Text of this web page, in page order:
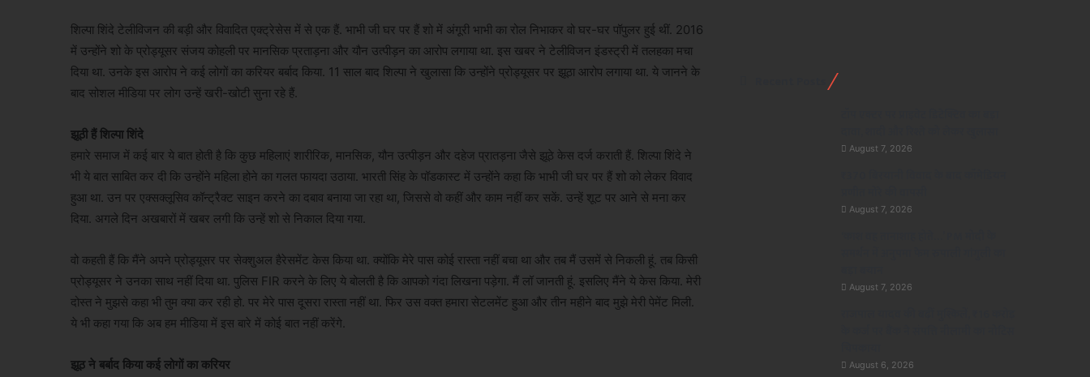
शिल्पा शिंदे टेलीविजन की बड़ी और विवादित एक्ट्रेसेस में से एक हैं. भाभी जी घर पर हैं शो में अंगूरी भाभी का रोल निभाकर वो घर-घर पॉपुलर हुई थीं. 2016
में उन्होंने शो के प्रोड्यूसर संजय कोहली पर मानसिक प्रताड़ना और यौन उत्पीड़न का आरोप लगाया था. इस खबर ने टेलीविजन इंडस्ट्री में तलहका मचा
दिया था. उनके इस आरोप ने कई लोगों का करियर बर्बाद किया. 11 साल बाद शिल्पा ने खुलासा कि उन्होंने प्रोड्यूसर पर झूठा आरोप लगाया था. ये जानने के
बाद सोशल मीडिया पर लोग उन्हें खरी-खोटी सुना रहे हैं.
झूठी हैं शिल्पा शिंदे
हमारे समाज में कई बार ये बात होती है कि कुछ महिलाएं शारीरिक, मानसिक, यौन उत्पीड़न और दहेज प्रातड़ना जैसे झूठे केस दर्ज कराती हैं. शिल्पा शिंदे ने
भी ये बात साबित कर दी कि उन्होंने महिला होने का गलत फायदा उठाया. भारती सिंह के पॉडकास्ट में उन्होंने कहा कि भाभी जी घर पर हैं शो को लेकर विवाद
हुआ था. उन पर एक्सक्लूसिव कॉन्ट्रैक्ट साइन करने का दबाव बनाया जा रहा था, जिससे वो कहीं और काम नहीं कर सकें. उन्हें शूट पर आने से मना कर
दिया. अगले दिन अखबारों में खबर लगी कि उन्हें शो से निकाल दिया गया.
वो कहती हैं कि मैंने अपने प्रोड्यूसर पर सेक्शुअल हैरेसमेंट केस किया था. क्योंकि मेरे पास कोई रास्ता नहीं बचा था और तब मैं उसमें से निकली हूं. तब किसी
प्रोड्यूसर ने उनका साथ नहीं दिया था. पुलिस FIR करने के लिए ये बोलती है कि आपको गंदा लिखना पड़ेगा. मैं लॉ जानती हूं. इसलिए मैंने ये केस किया. मेरी
दोस्त ने मुझसे कहा भी तुम क्या कर रही हो. पर मेरे पास दूसरा रास्ता नहीं था. फिर उस वक्त हमारा सेटलमेंट हुआ और तीन महीने बाद मुझे मेरी पेमेंट मिली.
ये भी कहा गया कि अब हम मीडिया में इस बारे में कोई बात नहीं करेंगे.
झूठ ने बर्बाद किया कई लोगों का करियर
August 7, 2026
August 7, 2026
August 7, 2026
August 6, 2026